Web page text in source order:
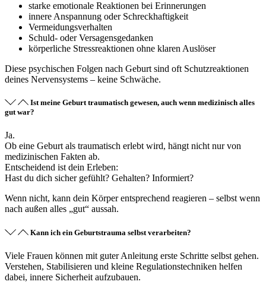
starke emotionale Reaktionen bei Erinnerungen
innere Anspannung oder Schreckhaftigkeit
Vermeidungsverhalten
Schuld- oder Versagensgedanken
körperliche Stressreaktionen ohne klaren Auslöser
Diese psychischen Folgen nach Geburt sind oft Schutzreaktionen
deines Nervensystems – keine Schwäche.
Ist meine Geburt traumatisch gewesen, auch wenn medizinisch alles
gut war?
Ja.
Ob eine Geburt als traumatisch erlebt wird, hängt nicht nur von
medizinischen Fakten ab.
Entscheidend ist dein Erleben:
Hast du dich sicher gefühlt? Gehalten? Informiert?
Wenn nicht, kann dein Körper entsprechend reagieren – selbst wenn
nach außen alles „gut“ aussah.
Kann ich ein Geburtstrauma selbst verarbeiten?
Viele Frauen können mit guter Anleitung erste Schritte selbst gehen.
Verstehen, Stabilisieren und kleine Regulationstechniken helfen
dabei, innere Sicherheit aufzubauen.